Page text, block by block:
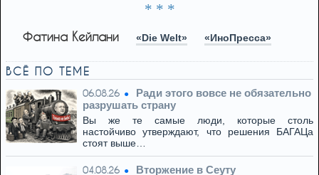
* * *
Фатина Кейлани «Die Welt» «ИноПресса»
ВСЁ ПО ТЕМЕ
06.08.26
Ради этого вовсе не обязательно
разрушать страну
Вы же те самые люди, которые столь
настойчиво утверждают, что решения БАГАЦа
стоят выше…
04.08.26 Вторжение в Сеуту